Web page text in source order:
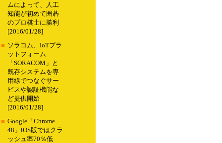
ムによって、人工
知能が初めて囲碁
のプロ棋士に勝利
[2016/01/28]
■ ソラコム、IoTプラ
ットフォーム
「SORACOM」と
既存システムを専
用線でつなぐサー
ビスや認証機能な
ど提供開始
[2016/01/28]
■ Google「Chrome
48」iOS版ではクラ
ッシュ率70％低